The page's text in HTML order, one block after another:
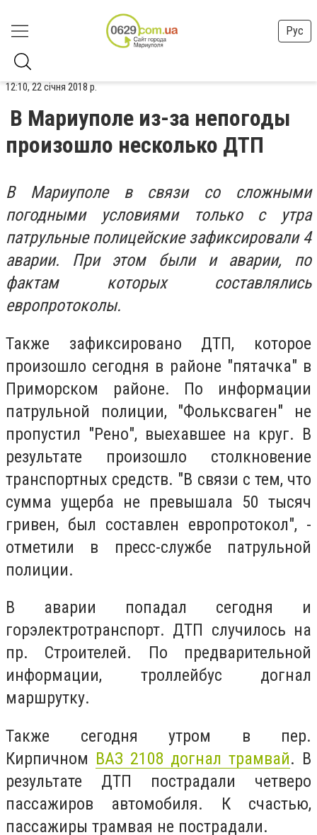
Рус
12:10, 22 січня 2018 р.
В Мариуполе из-за непогоды
произошло несколько ДТП
В Мариуполе в связи со сложными
погодными условиями только с утра
патрульные полицейские зафиксировали 4
аварии. При этом были и аварии, по
фактам которых составлялись
европротоколы.
Также зафиксировано ДТП, которое
произошло сегодня в районе "пятачка" в
Приморском районе. По информации
патрульной полиции, "Фольксваген" не
пропустил "Рено", выехавшее на круг. В
результате произошло столкновение
транспортных средств. "В связи с тем, что
сумма ущерба не превышала 50 тысяч
гривен, был составлен европротокол", -
отметили в пресс-службе патрульной
полиции.
В аварии попадал сегодня и
горэлектротранспорт. ДТП случилось на
пр. Строителей. По предварительной
информации, троллейбус догнал
маршрутку.
Также сегодня утром в пер.
Кирпичном ВАЗ 2108 догнал трамвай. В
результате ДТП пострадали четверо
пассажиров автомобиля. К счастью,
пассажиры трамвая не пострадали.